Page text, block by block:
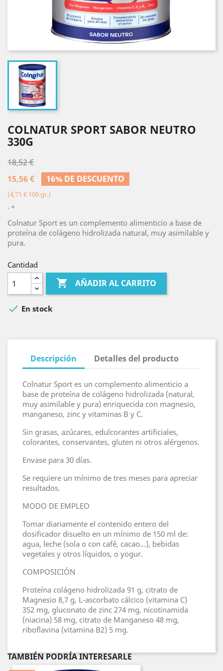
COLNATUR SPORT SABOR NEUTRO
330G
18,52 €
15,56 €
16% DE DESCUENTO
(4,71 € 100 gr.)
*
Colnatur Sport es un complemento alimenticio a base de
proteína de colágeno hidrolizada natural, muy asimilable y
pura.
Cantidad
 AÑADIR AL CARRITO
 En stock
Descripción Detalles del producto
Colnatur Sport es un complemento alimenticio a
base de proteína de colágeno hidrolizada (natural,
muy asimilable y pura) enriquecida con magnesio,
manganeso, zinc y vitaminas B y C.
Sin grasas, azúcares, edulcorantes artificiales,
colorantes, conservantes, gluten ni otros alérgenos.
Envase para 30 días.
Se requiere un mínimo de tres meses para apreciar
resultados.
MODO DE EMPLEO
Tomar diariamente el contenido entero del
dosificador disuelto en un mínimo de 150 ml de:
agua, leche (sola o con café, cacao…), bebidas
vegetales y otros líquidos, o yogur.
COMPOSICIÓN
Proteína colágeno hidrolizada 91 g, citrato de
Magnesio 8,7 g, L-ascorbato cálcico (vitamina C)
352 mg, gluconato de zinc 274 mg, nicotinamida
(niacina) 58 mg, citrato de Manganeso 48 mg,
riboflavina (vitamina B2) 5 mg.
TAMBIÉN PODRÍA INTERESARLE